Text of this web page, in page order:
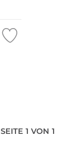
SEITE 1 VON 1